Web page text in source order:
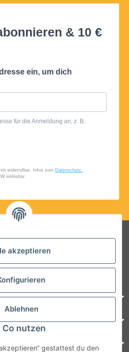
akzeptieren
Ablehnen
Co nutzen
gestattest du den
auf Social Media